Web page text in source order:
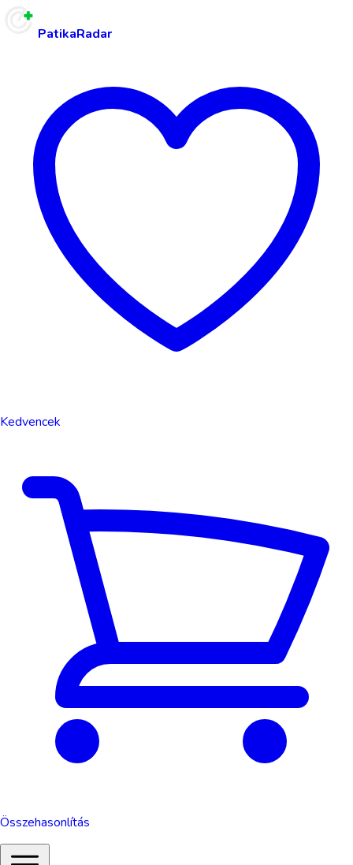
PatikaRadar
Kedvencek
Összehasonlítás